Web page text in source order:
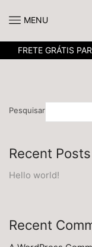
MENU
FRETE GRÁTIS
Pesquisar
Recent Posts
Hello world!
Recent